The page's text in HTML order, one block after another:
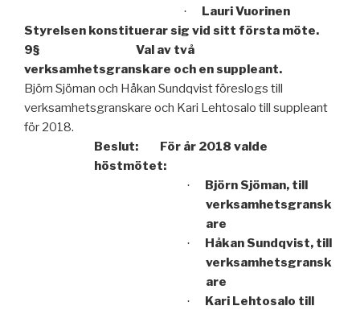
·
Lauri Vuorinen
Styrelsen konstituerar sig vid sitt första möte.
9§ Val av två
verksamhetsgranskare och en suppleant.
Björn Sjöman och Håkan Sundqvist föreslogs till
verksamhetsgranskare och Kari Lehtosalo till suppleant
för 2018.
Beslut: För år 2018 valde
höstmötet:
·
Björn Sjöman, till
verksamhetsgransk
are
·
Håkan Sundqvist, till
verksamhetsgransk
are
·
Kari Lehtosalo till